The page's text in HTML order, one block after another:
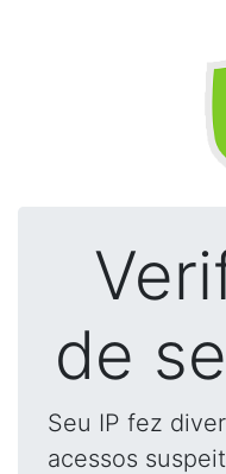
de
Seu IP fez
acessos